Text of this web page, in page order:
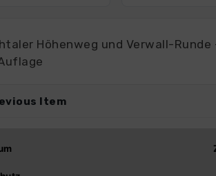
Höhenweg und Verwall-Runde
Item